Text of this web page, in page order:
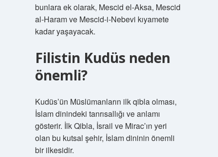
bunlara ek olarak, Mescid el-Aksa, Mescid
al-Haram ve Mescid-i-Nebevi kıyamete
kadar yaşayacak.
Filistin Kudüs neden
önemli?
Kudüs’ün Müslümanların ilk qibla olması,
İslam dinindeki tanrısallığı ve anlamı
gösterir. İlk Qibla, İsrail ve Mirac’ın yeri
olan bu kutsal şehir, İslam dininin önemli
bir ilkesidir.